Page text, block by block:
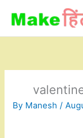
content
By Manesh /